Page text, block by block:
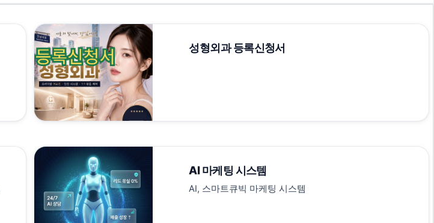
성형외과 등록신청서
AI 마케팅 시스템
AI, 스마트큐빅 마케팅 시스템